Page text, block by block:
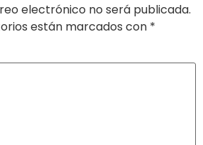
electrónico no será publicada.
están marcados con *